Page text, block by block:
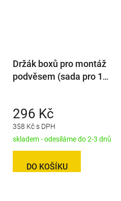
Držák boxů pro montáž
podvěsem (sada pro 1
358 Kč s DPH
296 Kč
skladem - odesíláme do 2-3 dnů
DO KOŠÍKU